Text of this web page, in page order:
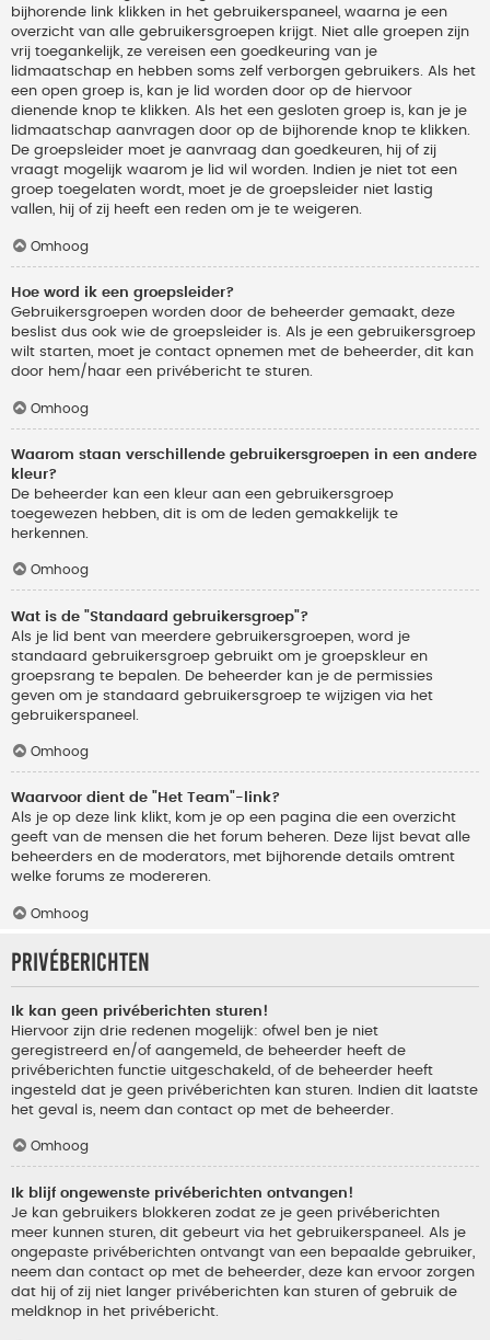
bijhorende link klikken in het gebruikerspaneel, waarna je een
overzicht van alle gebruikersgroepen krijgt. Niet alle groepen zijn
vrij toegankelijk, ze vereisen een goedkeuring van je
lidmaatschap en hebben soms zelf verborgen gebruikers. Als het
een open groep is, kan je lid worden door op de hiervoor
dienende knop te klikken. Als het een gesloten groep is, kan je je
lidmaatschap aanvragen door op de bijhorende knop te klikken.
De groepsleider moet je aanvraag dan goedkeuren, hij of zij
vraagt mogelijk waarom je lid wil worden. Indien je niet tot een
groep toegelaten wordt, moet je de groepsleider niet lastig
vallen, hij of zij heeft een reden om je te weigeren.
Omhoog
Hoe word ik een groepsleider?
Gebruikersgroepen worden door de beheerder gemaakt, deze
beslist dus ook wie de groepsleider is. Als je een gebruikersgroep
wilt starten, moet je contact opnemen met de beheerder, dit kan
door hem/haar een privébericht te sturen.
Omhoog
Waarom staan verschillende gebruikersgroepen in een andere
kleur?
De beheerder kan een kleur aan een gebruikersgroep
toegewezen hebben, dit is om de leden gemakkelijk te
herkennen.
Omhoog
Wat is de "Standaard gebruikersgroep"?
Als je lid bent van meerdere gebruikersgroepen, word je
standaard gebruikersgroep gebruikt om je groepskleur en
groepsrang te bepalen. De beheerder kan je de permissies
geven om je standaard gebruikersgroep te wijzigen via het
gebruikerspaneel.
Omhoog
Waarvoor dient de "Het Team"-link?
Als je op deze link klikt, kom je op een pagina die een overzicht
geeft van de mensen die het forum beheren. Deze lijst bevat alle
beheerders en de moderators, met bijhorende details omtrent
welke forums ze modereren.
Omhoog
Privéberichten
Ik kan geen privéberichten sturen!
Hiervoor zijn drie redenen mogelijk: ofwel ben je niet
geregistreerd en/of aangemeld, de beheerder heeft de
privéberichten functie uitgeschakeld, of de beheerder heeft
ingesteld dat je geen privéberichten kan sturen. Indien dit laatste
het geval is, neem dan contact op met de beheerder.
Omhoog
Ik blijf ongewenste privéberichten ontvangen!
Je kan gebruikers blokkeren zodat ze je geen privéberichten
meer kunnen sturen, dit gebeurt via het gebruikerspaneel. Als je
ongepaste privéberichten ontvangt van een bepaalde gebruiker,
neem dan contact op met de beheerder, deze kan ervoor zorgen
dat hij of zij niet langer privéberichten kan sturen of gebruik de
meldknop in het privébericht.